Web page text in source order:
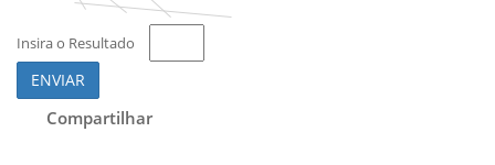
Insira o Resultado
ENVIAR
Compartilhar